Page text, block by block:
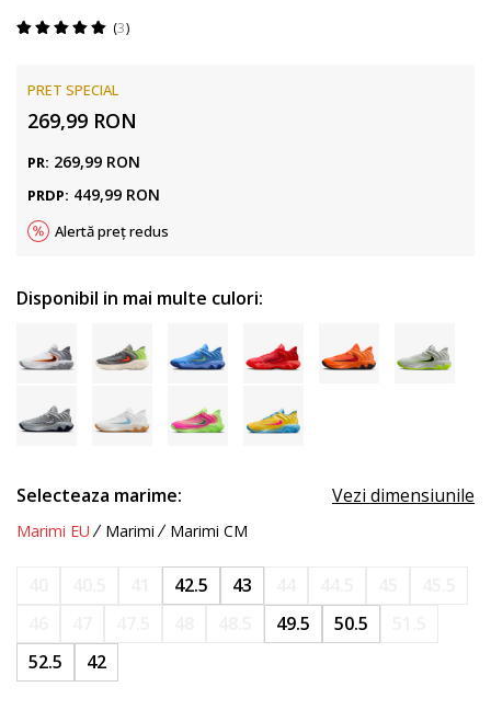
3
PRET SPECIAL
269,99 RON
PR: 269,99 RON
PRDP: 449,99 RON
Alertă preț redus
Disponibil in mai multe culori:
Selecteaza marime: Vezi dimensiunile
Marimi EU Marimi Marimi CM
42.5 43
49.5 50.5
52.5
42